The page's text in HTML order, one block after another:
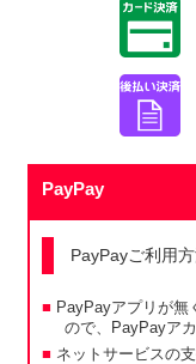
PayPay
PayPayご利用
PayPayアプリが無
ので、PayPayア
ネットサービスの